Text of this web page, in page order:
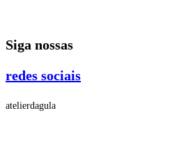
o
Siga nossas
redes sociais
atelierdagula